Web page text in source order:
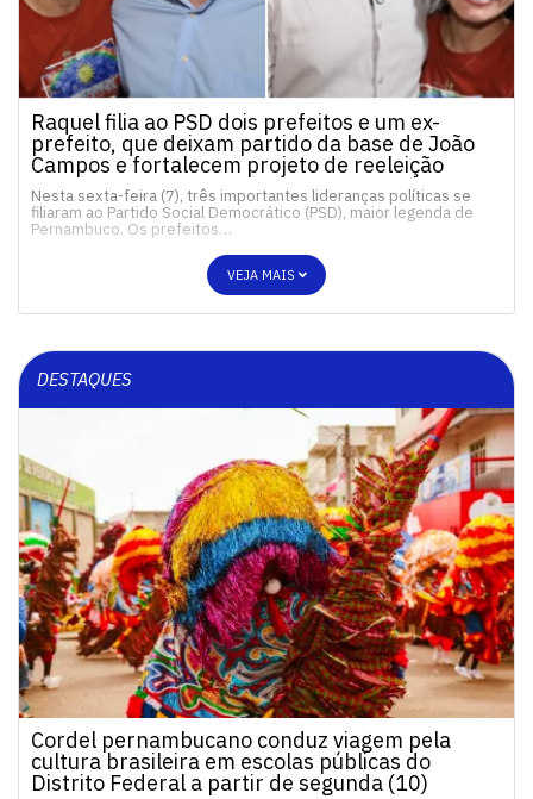
Raquel filia ao PSD dois prefeitos e um ex-
prefeito, que deixam partido da base de João
Campos e fortalecem projeto de reeleição
Nesta sexta-feira (7), três importantes lideranças políticas se
filiaram ao Partido Social Democrático (PSD), maior legenda de
Pernambuco. Os prefeitos…
VEJA MAIS
DESTAQUES
Cordel pernambucano conduz viagem pela
cultura brasileira em escolas públicas do
Distrito Federal a partir de segunda (10)